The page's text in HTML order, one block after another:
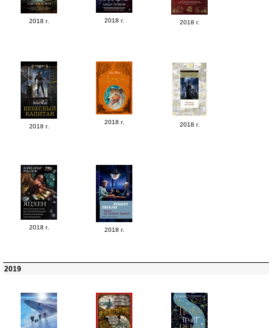
2018 г. 2018 г. 2018 г.
2018 г.
2018 г. 2018 г.
2018 г. 2018 г.
2019